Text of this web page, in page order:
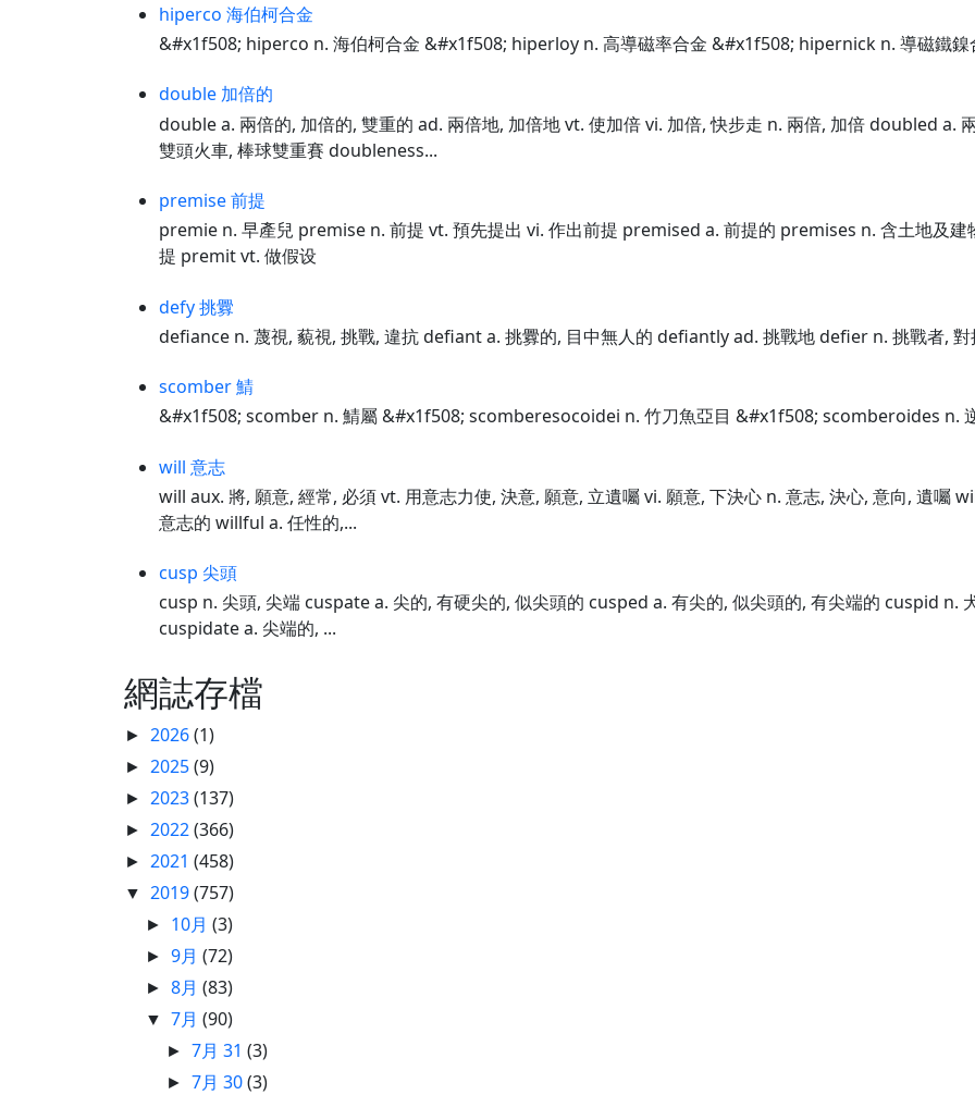
hiperco 海伯柯合金
&#x1f508; hiperco n. 海伯柯合金 &#x1f508; hiperloy n. 高導磁率合金 &#x1f508; hipernick n. 導磁鐵
double 加倍的
double a. 兩倍的, 加倍的, 雙重的 ad. 兩倍地, 加倍地 vt. 使加倍 vi. 加倍, 快步走 n. 兩倍, 加倍 doubled a.
雙頭火車, 棒球雙重賽 doubleness...
premise 前提
premie n. 早產兒 premise n. 前提 vt. 預先提出 vi. 作出前提 premised a. 前提的 premises n. 含土地及
提 premit vt. 做假设
defy 挑釁
defiance n. 蔑視, 藐視, 挑戰, 違抗 defiant a. 挑釁的, 目中無人的 defiantly ad. 挑戰地 defier n. 挑戰者,
scomber 鯖
&#x1f508; scomber n. 鯖屬 &#x1f508; scomberesocoidei n. 竹刀魚亞目 &#x1f508; scomberoides n.
will 意志
will aux. 將, 願意, 經常, 必須 vt. 用意志力使, 決意, 願意, 立遺囑 vi. 願意, 下決心 n. 意志, 決心, 意向, 遺囑
意志的 willful a. 任性的,...
cusp 尖頭
cusp n. 尖頭, 尖端 cuspate a. 尖的, 有硬尖的, 似尖頭的 cusped a. 有尖的, 似尖頭的, 有尖端的 cuspid n.
cuspidate a. 尖端的, ...
網誌存檔
► 2026(1)
► 2025(9)
► 2023(137)
► 2022(366)
► 2021 (458)
▼ 2019(757)
► 10月(3)
►9月(72)
►8月(83)
▼7月(90)
►7月 31(3)
►7月 30(3)